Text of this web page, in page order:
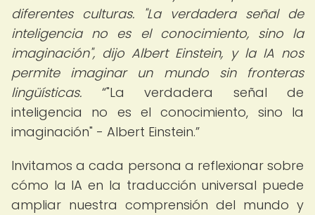
diferentes culturas. "La verdadera señal de
inteligencia no es el conocimiento, sino la
imaginación", dijo Albert Einstein, y la IA nos
permite imaginar un mundo sin fronteras
lingüísticas.
"La verdadera señal de
inteligencia no es el conocimiento, sino la
imaginación" - Albert Einstein.
Invitamos a cada persona a reflexionar sobre
cómo la IA en la traducción universal puede
ampliar nuestra comprensión del mundo y